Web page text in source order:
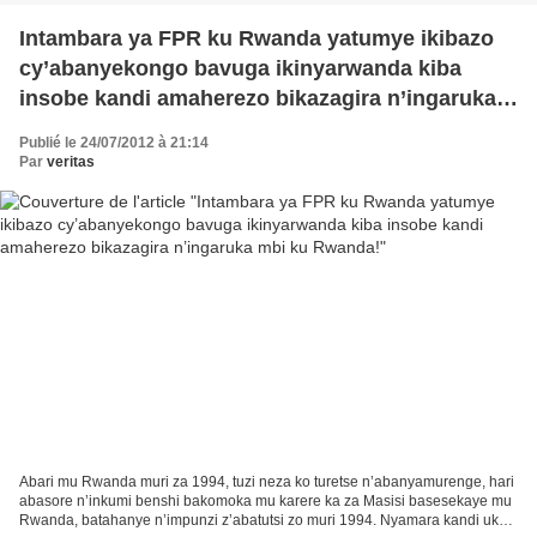
Intambara ya FPR ku Rwanda yatumye ikibazo
cy’abanyekongo bavuga ikinyarwanda kiba
insobe kandi amaherezo bikazagira n’ingaruka
Publié le 24/07/2012 à 21:14
Par veritas
Abari mu Rwanda muri za 1994, tuzi neza ko turetse n’abanyamurenge, hari
abasore n’inkumi benshi bakomoka mu karere ka za Masisi basesekaye mu
Rwanda, batahanye n’impunzi z’abatutsi zo muri 1994. Nyamara kandi uko